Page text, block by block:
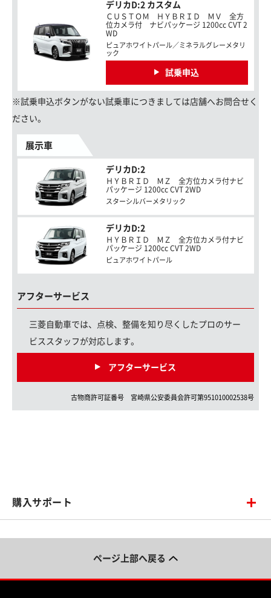
デリカD:2 カスタム
ＣＵＳＴＯＭ ＨＹＢＲＩＤ ＭＶ 全方
位カメラ付 ナビパッケージ 1200cc CVT 2
WD
ピュアホワイトパール／ミネラルグレーメタリ
ック
試乗申込
※試乗申込ボタンがない試乗車につきましては店舗へお問合せく
ださい。
展示車
デリカD:2
ＨＹＢＲＩＤ ＭＺ 全方位カメラ付ナビ
パッケージ 1200cc CVT 2WD
スターシルバーメタリック
デリカD:2
ＨＹＢＲＩＤ ＭＺ 全方位カメラ付ナビ
パッケージ 1200cc CVT 2WD
ピュアホワイトパール
アフターサービス
三菱自動車では、点検、整備を知り尽くしたプロのサー
ビススタッフが対応します。
アフターサービス
古物商許可証番号 宮崎県公安委員会許可第951010002538号
購入サポート
ページ上部へ戻る